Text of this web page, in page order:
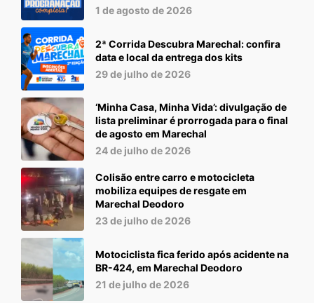
1 de agosto de 2026
2ª Corrida Descubra Marechal: confira
data e local da entrega dos kits
29 de julho de 2026
‘Minha Casa, Minha Vida’: divulgação de
lista preliminar é prorrogada para o final
de agosto em Marechal
24 de julho de 2026
Colisão entre carro e motocicleta
mobiliza equipes de resgate em
Marechal Deodoro
23 de julho de 2026
Motociclista fica ferido após acidente na
BR-424, em Marechal Deodoro
21 de julho de 2026